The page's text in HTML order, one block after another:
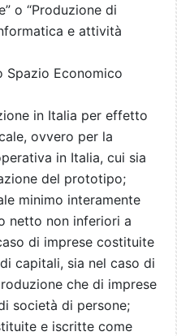
o “Produzione di
e attività
Spazio Economico
in Italia per effetto
ovvero per la
in Italia, cui sia
del prototipo;
minimo interamente
netto non inferiori a
di imprese costituite
capitali, sia nel caso di
che di imprese
società di persone;
e iscritte come